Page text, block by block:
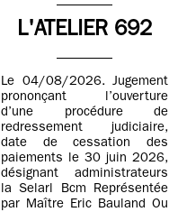
L'ATELIER 692
Le 04/08/2026. Jugement
prononçant l’ouverture
d’une procédure de
redressement judiciaire,
date de cessation des
paiements le 30 juin 2026,
désignant administrateurs
la Selarl Bcm Représentée
par Maître Eric Bauland Ou